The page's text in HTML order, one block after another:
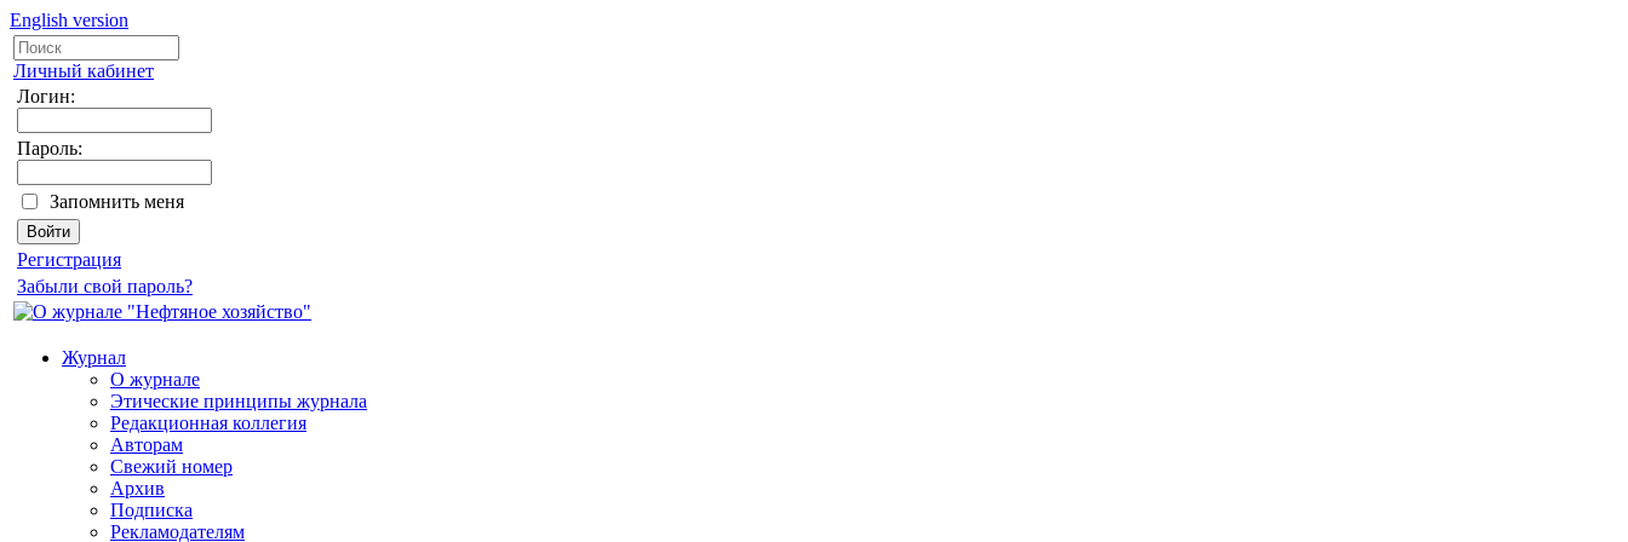
English version
Личный кабинет
Логин:
Пароль:
Запомнить меня
Регистрация
Забыли свой пароль?
Журнал
О журнале
Этические принципы журнала
Редакционная коллегия
Авторам
Свежий номер
Архив
Подписка
Рекламодателям